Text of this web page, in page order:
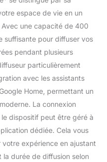
compagnon pour
contrôler les
fonctionnalités telles
que la couleur LED,
l'intensité de la
brume, les
minuterie, la
planification et plus
directement depuis
votre téléphone.
intelligent est
également
compatible avec
espace de vie en un
une capacité de 400
suffisante pour diffuser vos
pendant plusieurs
particulièrement
avec les assistants
Home, permettant un
La connexion
dispositif peut être géré à
dédiée. Cela vous
expérience en ajustant
la durée de diffusion selon